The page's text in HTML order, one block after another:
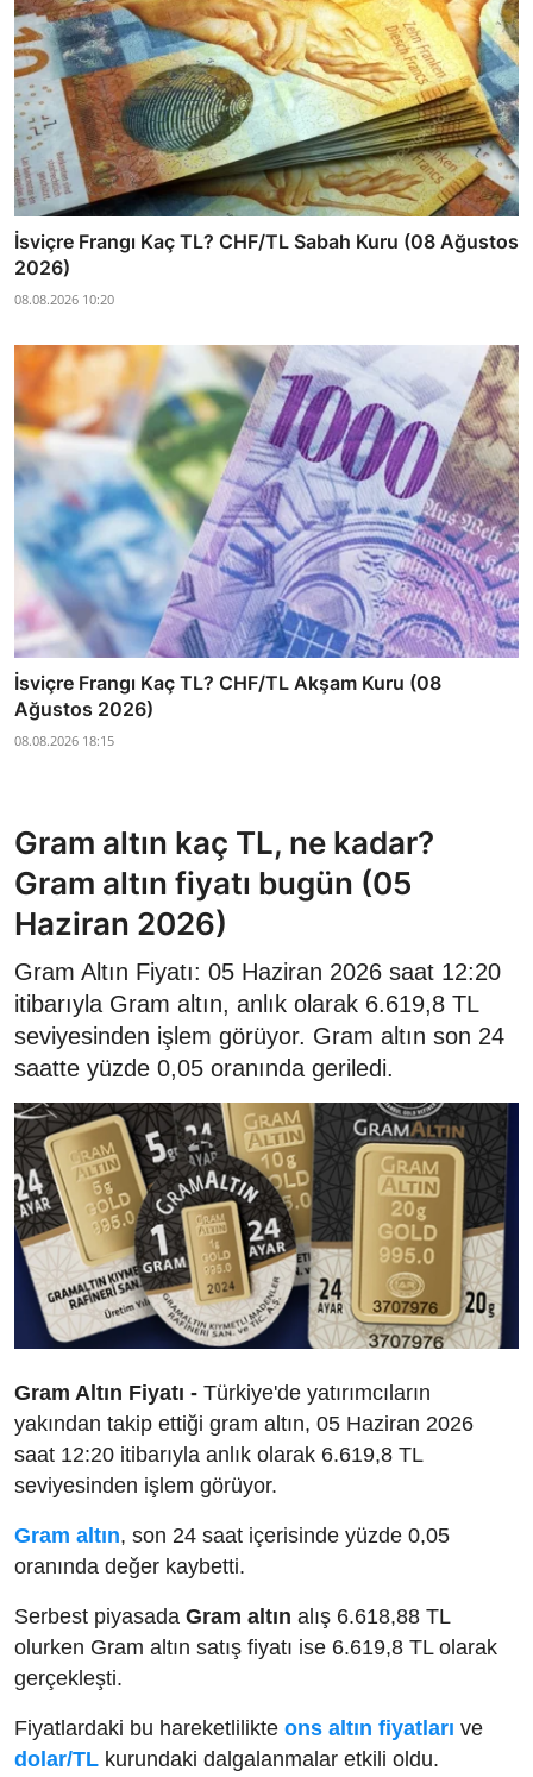
İsviçre Frangı Kaç TL? CHF/TL Sabah Kuru (08 Ağustos
2026)
08.08.2026 10:20
İsviçre Frangı Kaç TL? CHF/TL Akşam Kuru (08
Ağustos 2026)
08.08.2026 18:15
Gram altın kaç TL, ne kadar?
Gram altın fiyatı bugün (05
Haziran 2026)
Gram Altın Fiyatı: 05 Haziran 2026 saat 12:20
itibarıyla Gram altın, anlık olarak 6.619,8 TL
seviyesinden işlem görüyor. Gram altın son 24
saatte yüzde 0,05 oranında geriledi.
Gram Altın Fiyatı - Türkiye'de yatırımcıların
yakından takip ettiği gram altın, 05 Haziran 2026
saat 12:20 itibarıyla anlık olarak 6.619,8 TL
seviyesinden işlem görüyor.
Gram altın, son 24 saat içerisinde yüzde 0,05
oranında değer kaybetti.
Serbest piyasada Gram altın alış 6.618,88 TL
olurken Gram altın satış fiyatı ise 6.619,8 TL olarak
gerçekleşti.
Fiyatlardaki bu hareketlilikte ons altın fiyatları ve
dolar/TL kurundaki dalgalanmalar etkili oldu.